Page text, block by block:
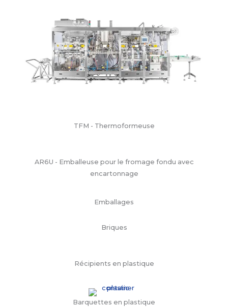
TFM - Thermoformeuse
AR6U - Emballeuse pour le fromage fondu avec
encartonnage
Emballages
Briques
Récipients en plastique
Barquettes en plastique